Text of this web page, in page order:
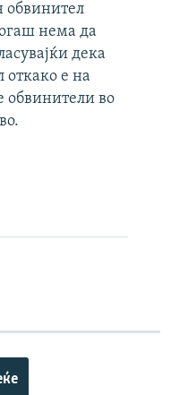
обвинител
нема да
дека
откако е на
обвинители во